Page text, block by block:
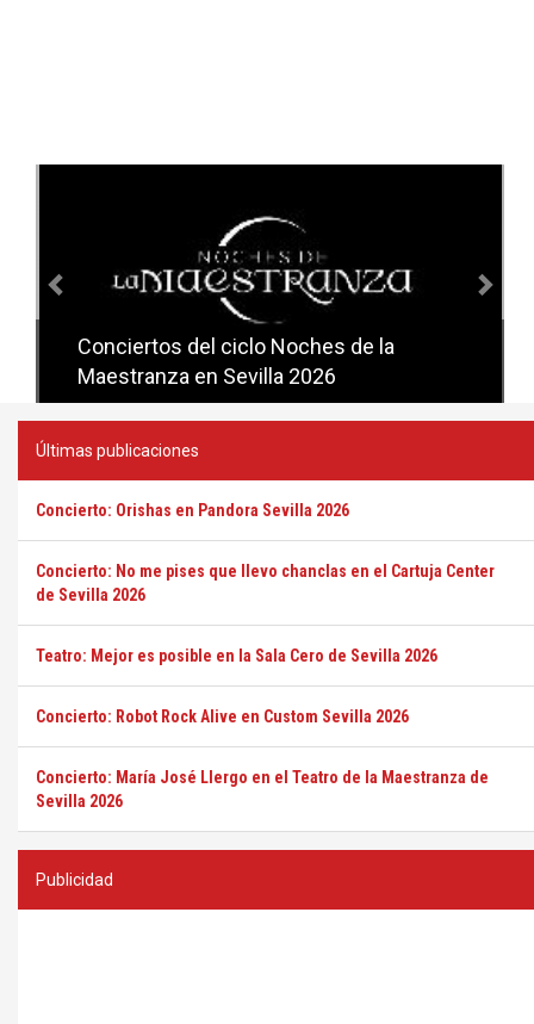
Conciertos del ciclo Noches de la
Maestranza en Sevilla 2026
Conciertos del ciclo Candlelight en
Sevilla
Últimas publicaciones
Concierto: Orishas en Pandora Sevilla 2026
Concierto: No me pises que llevo chanclas en el Cartuja Center
de Sevilla 2026
Teatro: Mejor es posible en la Sala Cero de Sevilla 2026
Concierto: Robot Rock Alive en Custom Sevilla 2026
Concierto: María José Llergo en el Teatro de la Maestranza de
Sevilla 2026
Publicidad